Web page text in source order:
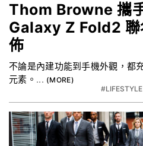
Thom Browne 攜
Galaxy Z Fold2 聯
佈
不論是內建功能到手機外觀，都
元素。...
#LIFESTYLE